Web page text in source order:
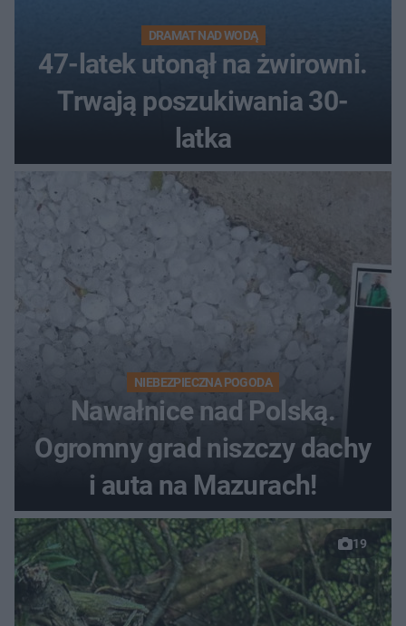
DRAMAT NAD WODĄ
47-latek utonął na żwirowni.
Trwają poszukiwania 30-
latka
NIEBEZPIECZNA POGODA
Nawałnice nad Polską.
Ogromny grad niszczy dachy
i auta na Mazurach!
19